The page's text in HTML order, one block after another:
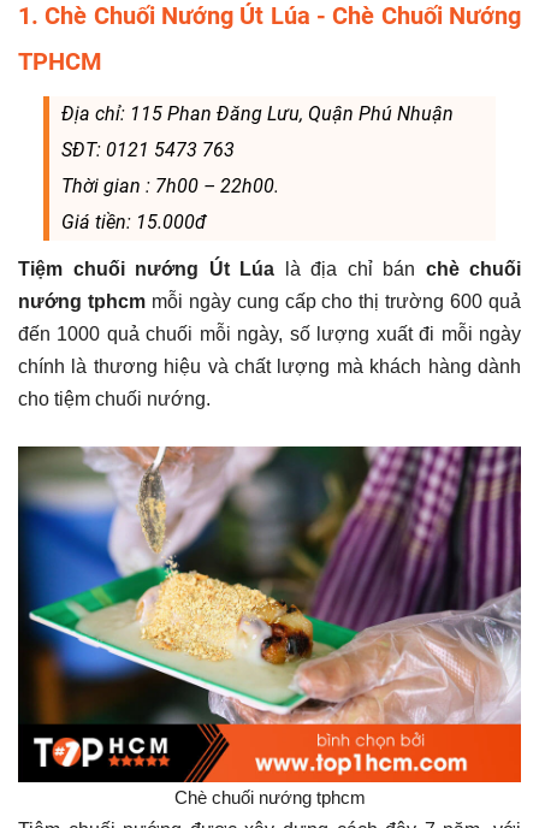
1. Chè Chuối Nướng Út Lúa - Chè Chuối Nướng
TPHCM
Địa chỉ: 115 Phan Đăng Lưu, Quận Phú Nhuận
SĐT: 0121 5473 763
Thời gian : 7h00 – 22h00.
Giá tiền: 15.000đ
Tiệm chuối nướng Út Lúa là địa chỉ bán chè chuối
nướng tphcm mỗi ngày cung cấp cho thị trường 600 quả
đến 1000 quả chuối mỗi ngày, số lượng xuất đi mỗi ngày
chính là thương hiệu và chất lượng mà khách hàng dành
cho tiệm chuối nướng.
Chè chuối nướng tphcm